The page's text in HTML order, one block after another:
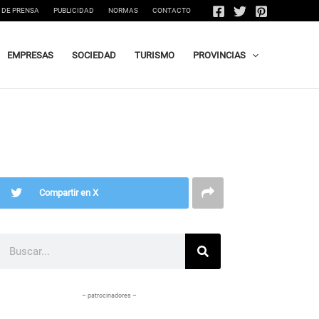
PRENSA PUBLICIDAD NORMAS CONTACTO
EMPRESAS SOCIEDAD TURISMO PROVINCIAS
Compartir en X
– patrocinadores –